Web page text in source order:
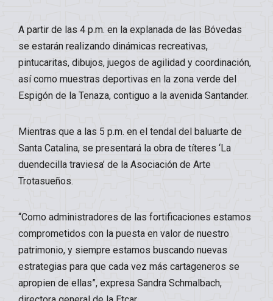
A partir de las 4 p.m. en la explanada de las Bóvedas
se estarán realizando dinámicas recreativas,
pintucaritas, dibujos, juegos de agilidad y coordinación,
así como muestras deportivas en la zona verde del
Espigón de la Tenaza, contiguo a la avenida Santander.
Mientras que a las 5 p.m. en el tendal del baluarte de
Santa Catalina, se presentará la obra de títeres ‘La
duendecilla traviesa’ de la Asociación de Arte
Trotasueños.
“Como administradores de las fortificaciones estamos
comprometidos con la puesta en valor de nuestro
patrimonio, y siempre estamos buscando nuevas
estrategias para que cada vez más cartageneros se
apropien de ellas”, expresa Sandra Schmalbach,